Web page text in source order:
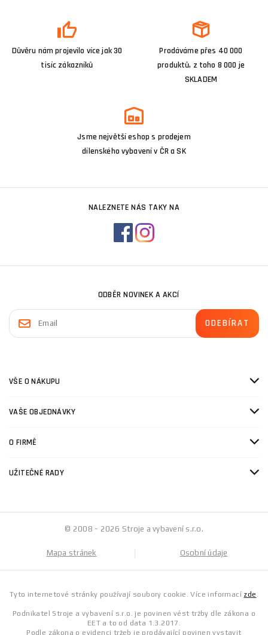
Důvěru nám projevilo více jak 30
tisíc zákazníků
Prodáváme přes 40 000
produktů, z toho 8 000 je
SKLADEM
Jsme největší eshop s prodejem
dílenského vybavení v ČR a SK
NALEZNETE NÁS TAKY NA
ODBĚR NOVINEK A AKCÍ
VŠE O NÁKUPU
VAŠE OBJEDNÁVKY
O FIRMĚ
UŽITEČNÉ RADY
© 2008 - 2026 Stroje a vybavení s.r.o.
Mapa stránek Osobní údaje
Tyto internetové stránky používají soubory cookie. Více informací zde .
Podnikatel Stroje a vybavení s.r.o. je povinen vést tržby dle zákona o
EET a to od data 1.3.2017.
Podle zákona o evidenci tržeb je prodávající povinen vystavit